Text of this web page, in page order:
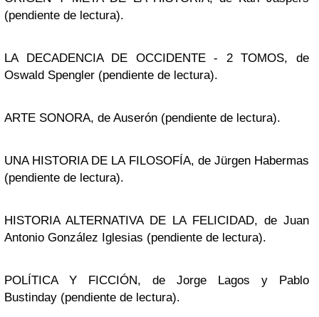
(pendiente de lectura).
LA DECADENCIA DE OCCIDENTE - 2 TOMOS, de
Oswald Spengler (pendiente de lectura).
ARTE SONORA, de Auserón (pendiente de lectura).
UNA HISTORIA DE LA FILOSOFÍA, de Jürgen Habermas
(pendiente de lectura).
HISTORIA ALTERNATIVA DE LA FELICIDAD, de Juan
Antonio González Iglesias (pendiente de lectura).
POLÍTICA Y FICCIÓN, de Jorge Lagos y Pablo
Bustinday (pendiente de lectura).